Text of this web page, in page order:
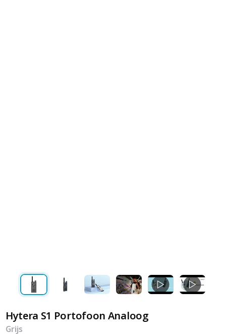
Hytera S1 Portofoon Analoog
Grijs